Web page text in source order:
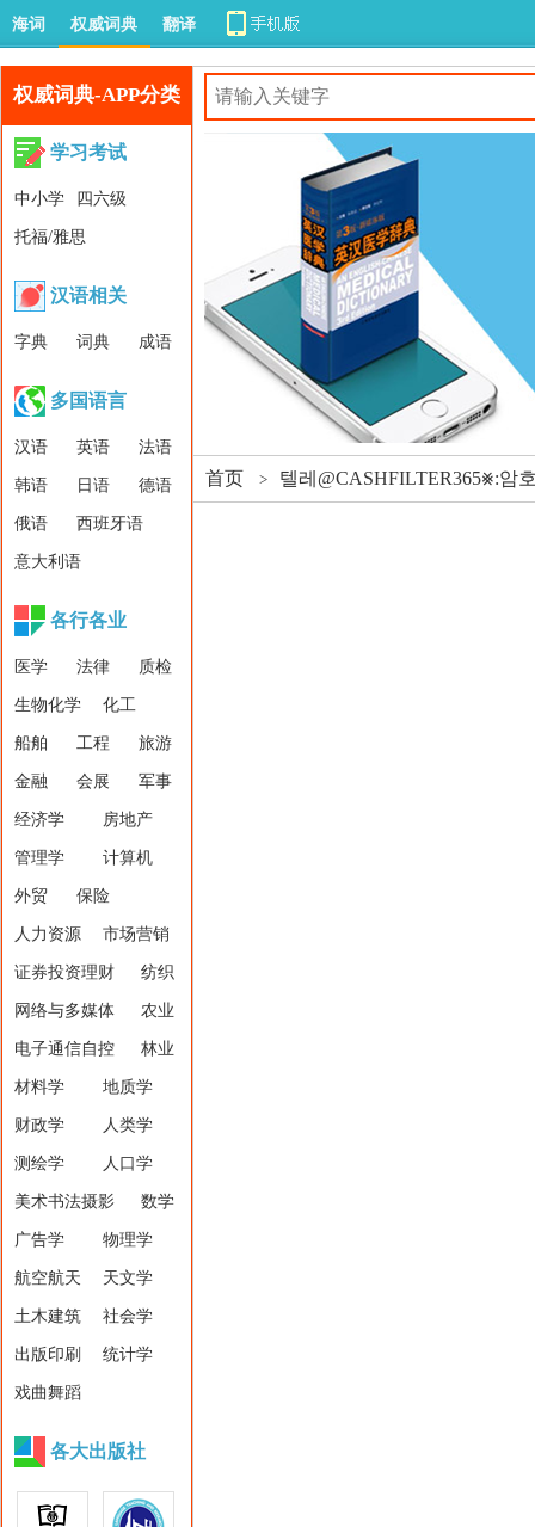
海词 权威词典 翻译
权威词典-APP分类
学习考试
中小学 四六级
托福/雅思
汉语相关
字典 词典 成语
多国语言
汉语 英语 法语
韩语 日语 德语
俄语 西班牙语
意大利语
各行各业
医学 法律 质检
生物化学 化工
船舶 工程 旅游
金融 会展 军事
经济学 房地产
管理学 计算机
外贸 保险
人力资源 市场营销
证券投资理财 纺织
网络与多媒体 农业
电子通信自控 林业
材料学 地质学
财政学 人类学
测绘学 人口学
美术书法摄影 数学
广告学 物理学
航空航天 天文学
土木建筑 社会学
出版印刷 统计学
戏曲舞蹈
各大出版社
首页 > 텔레@CASHFILTER365⨳:암